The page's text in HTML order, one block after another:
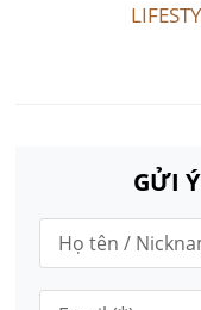
GỬI